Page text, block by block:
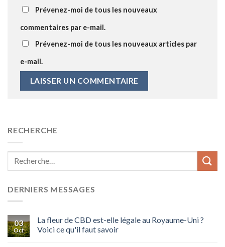
Prévenez-moi de tous les nouveaux
commentaires par e-mail.
Prévenez-moi de tous les nouveaux articles par
e-mail.
RECHERCHE
DERNIERS MESSAGES
03
Oct
La fleur de CBD est-elle légale au Royaume-Uni ?
Voici ce qu'il faut savoir